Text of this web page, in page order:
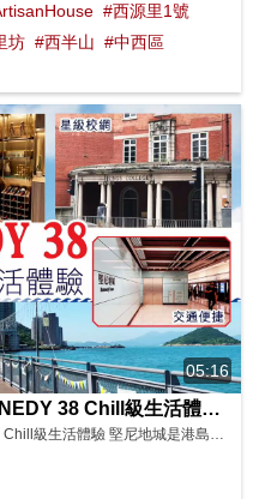
#西源里1號
坊 #西半山 #中西區
05:16
【一手盤攻略】 堅尼地城KENNEDY 38 Chill級生活體驗 影片來源 : on.cc 東網專訊
【一手盤攻略】堅尼地城KENNEDY 38 Chill級生活體驗 堅尼地城是港島其中一個受追捧的住宅區，區內生活配套完善，交通又便利，有港鐵堅尼地城站，近年就獲得年輕一族及長線投資者青睞。當中由新地、會德豐及恒地聯合發展的精品住宅KENNEDY 38坐落於卑路乍街38號，全盤共提供341伙，戶型多元化，介乎開放式至兩房，而且另設特色戶，實用面積介乎207至1000方呎不等。 中原地產區...